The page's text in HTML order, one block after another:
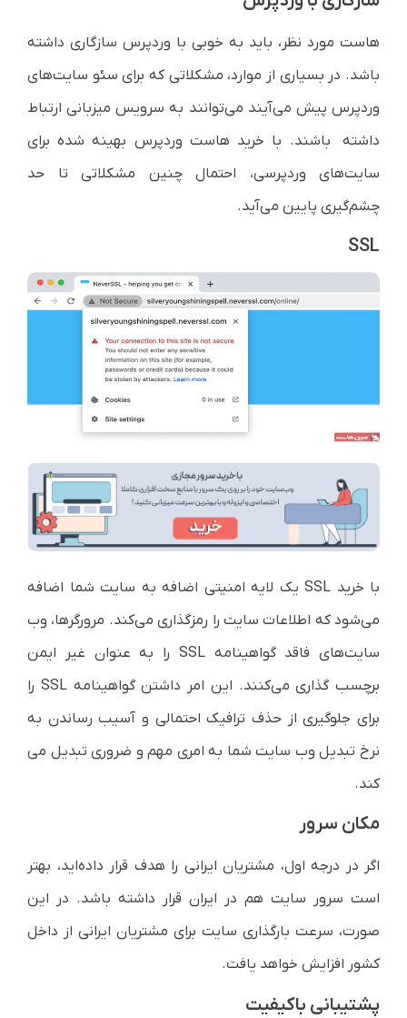
هاست مورد نظر، باید به خوبی با وردپرس سازگاری داشته
باشد. در بسیاری از موارد، مشکلاتی که برای سئو سایت‌های
وردپرس پیش می‌آیند می‌توانند به سرویس میزبانی ارتباط
داشته باشند. با خرید هاست وردپرس بهینه شده برای
سایت‌های وردپرسی، احتمال چنین مشکلاتی تا حد
چشم‌گیری پایین می‌آید.
SSL
با خرید SSL یک لایه امنیتی اضافه به سایت شما اضافه
می‌شود که اطلاعات سایت را رمزگذاری می‌کند. مرورگرها، وب
سایت‌های فاقد گواهینامه SSL را به عنوان غیر ایمن
برچسب گذاری می‌کنند. این امر داشتن گواهینامه SSL را
برای جلوگیری از حذف ترافیک احتمالی و آسیب رساندن به
نرخ تبدیل وب سایت شما به امری مهم و ضروری تبدیل می
کند.
مکان سرور
اگر در درجه اول، مشتریان ایرانی را هدف قرار داده‌اید، بهتر
است سرور سایت هم در ایران قرار داشته باشد. در این
صورت، سرعت بارگذاری سایت برای مشتریان ایرانی از داخل
کشور افزایش خواهد یافت.
پشتیبانی باکیفیت